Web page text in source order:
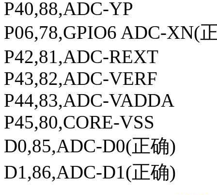
P40,88,ADC-YP
P06,78,GPIO6 ADC-XN(
P42,81,ADC-REXT
P43,82,ADC-VERF
P44,83,ADC-VADDA
P45,80,CORE-VSS
D0,85,ADC-D0(正确)
D1,86,ADC-D1(正确)